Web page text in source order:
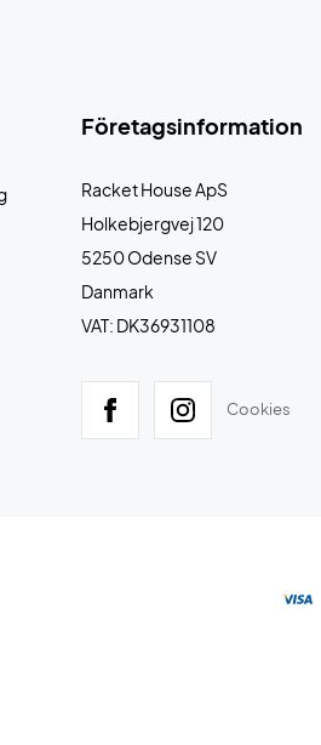
Företagsinformation
Racket House ApS
Holkebjergvej 120
5250 Odense SV
Danmark
VAT: DK36931108
Cookies